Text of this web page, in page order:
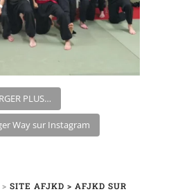
PLUS…
Way sur Instagram
>SITE AFJKD> AFJKD SUR